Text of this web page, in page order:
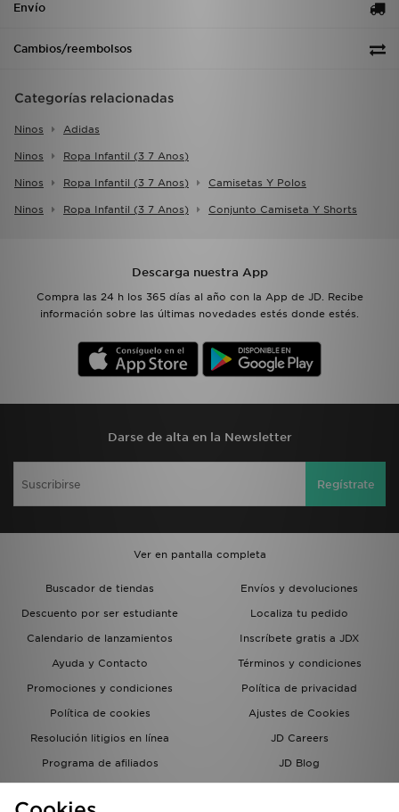
Envío
Cambios/reembolsos
Categorías relacionadas
Ninos Adidas
Ninos Ropa Infantil (3 7 Anos)
Ninos Ropa Infantil (3 7 Anos) Camisetas Y Polos
Ninos Ropa Infantil (3 7 Anos) Conjunto Camiseta Y Shorts
Descarga nuestra App
Compra las 24 h los 365 días al año con la App de JD. Recibe
información sobre las últimas novedades estés donde estés.
Darse de alta en la Newsletter
Regístrate
Ver en pantalla completa
Buscador de tiendas
Envíos y devoluciones
Descuento por ser estudiante
Localiza tu pedido
Calendario de lanzamientos
Inscríbete gratis a JDX
Ayuda y Contacto
Términos y condiciones
Promociones y condiciones
Política de privacidad
Política de cookies
Ajustes de Cookies
Resolución litigios en línea
JD Careers
Programa de afiliados
JD Blog
del grupo JD - Whistleblowing